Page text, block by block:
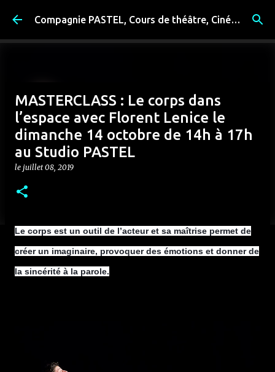
Accéder au contenu principal Compagnie PASTEL, Cours de théâtre, Cinéma, Exposition, Ateliers artistiques, Spectacle à Reims
MASTERCLASS : Le corps dans
l’espace avec Florent Lenice le
dimanche 14 octobre de 14h à 17h
au Studio PASTEL
le juillet 08, 2019
Le corps est un outil de l’acteur et sa maîtrise permet de
créer un imaginaire, provoquer des émotions et donner de
la sincérité à la parole.